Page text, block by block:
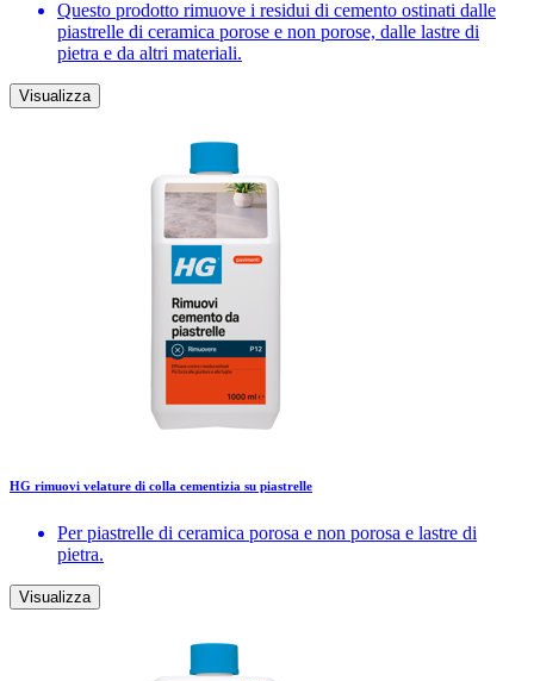
Questo prodotto rimuove i residui di cemento ostinati dalle
piastrelle di ceramica porose e non porose, dalle lastre di
pietra e da altri materiali.
Visualizza
HG rimuovi velature di colla cementizia su piastrelle
Per piastrelle di ceramica porosa e non porosa e lastre di
pietra.
Visualizza